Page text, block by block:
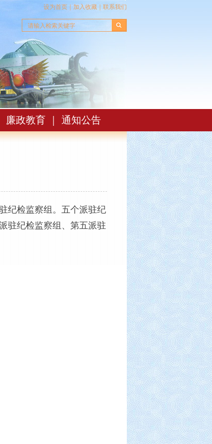
设为首页 加入收藏 联系我们
廉政教育 通知公告
纪检监察组。五个派驻纪
驻纪检监察组、第五派驻